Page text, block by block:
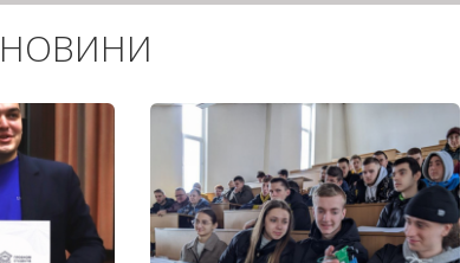
НОВИНИ